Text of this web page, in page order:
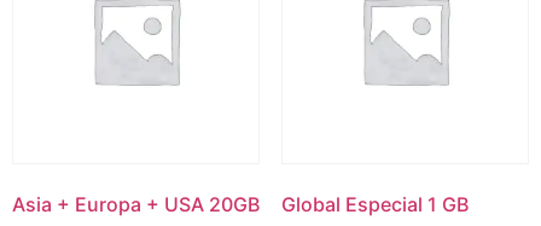
Asia + Europa + USA 20GB Global Especial 1 GB